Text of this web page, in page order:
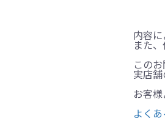
内容
また
この
実店
お客
よく